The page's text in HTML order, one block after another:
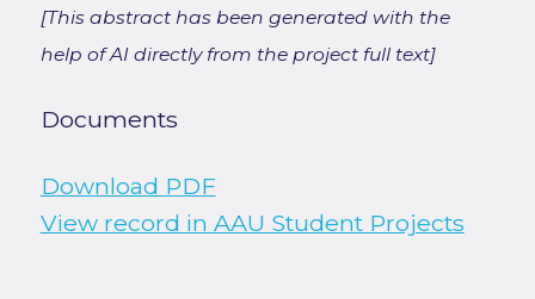
[This abstract has been generated with the
help of AI directly from the project full text]
Documents
Download PDF
View record in AAU Student Projects